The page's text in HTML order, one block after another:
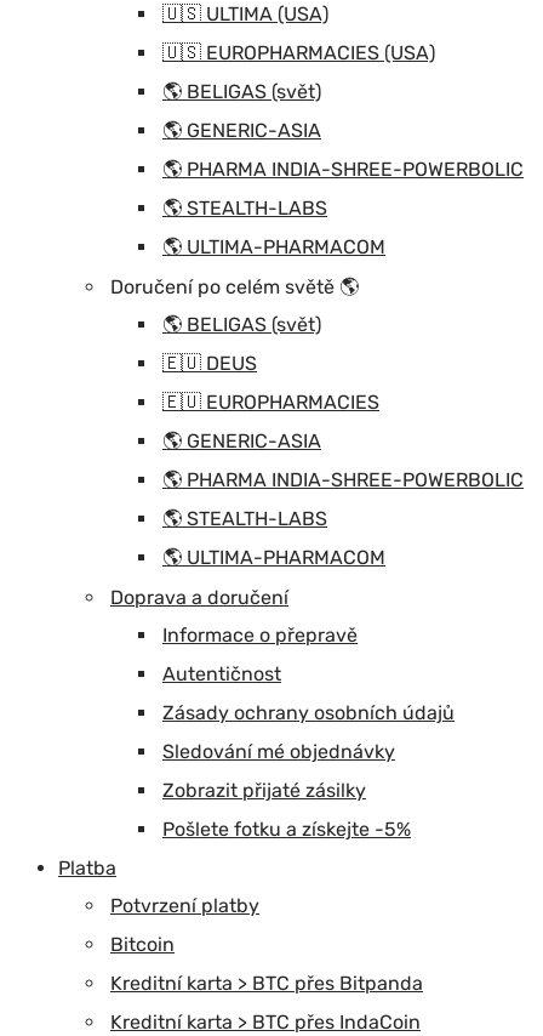
🇺🇸 ULTIMA (USA)
🇺🇸 EUROPHARMACIES (USA)
🌎 BELIGAS (svět)
🌎 GENERIC-ASIA
🌎 PHARMA INDIA-SHREE-POWERBOLIC
🌎 STEALTH-LABS
🌎 ULTIMA-PHARMACOM
Doručení po celém světě 🌎
🌎 BELIGAS (svět)
🇪🇺 DEUS
🇪🇺 EUROPHARMACIES
🌎 GENERIC-ASIA
🌎 PHARMA INDIA-SHREE-POWERBOLIC
🌎 STEALTH-LABS
🌎 ULTIMA-PHARMACOM
Doprava a doručení
Informace o přepravě
Autentičnost
Zásady ochrany osobních údajů
Sledování mé objednávky
Zobrazit přijaté zásilky
Pošlete fotku a získejte -5%
Platba
Potvrzení platby
Bitcoin
Kreditní karta > BTC přes Bitpanda
Kreditní karta > BTC přes IndaCoin